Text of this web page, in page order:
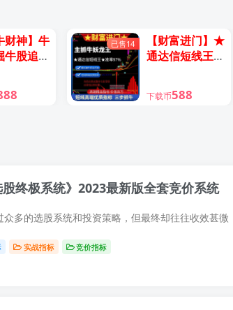
财神】牛
牛股追寻
通达信主
已售14
【财富进门】★
通达信短线王★
指标，随意组合
下载币588
股终极系统》2023最新版全套竞价系统
实战指标 竞价指标